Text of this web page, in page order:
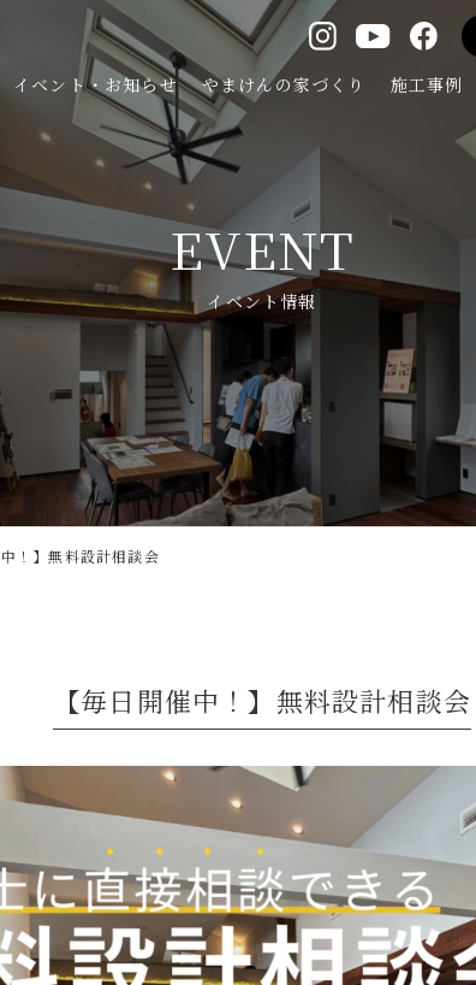
イベント・お知らせ やまけんの家づくり 施工事例
EVENT
イベント情報
中！】無料設計相談会
【毎日開催中！】無料設計相談会